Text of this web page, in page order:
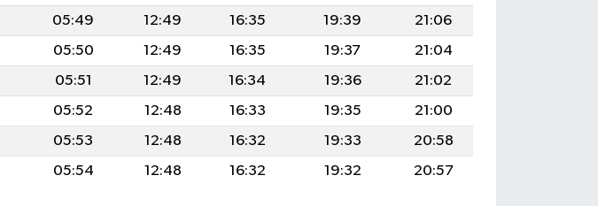
05:49 12:49 16:35 19:39
21:06
05:50 12:49 16:35 19:37
21:04
05:51 12:49 16:34 19:36
21:02
05:52 12:48 16:33 19:35
21:00
05:53 12:48 16:32 19:33
20:58
05:54 12:48 16:32 19:32 20:57